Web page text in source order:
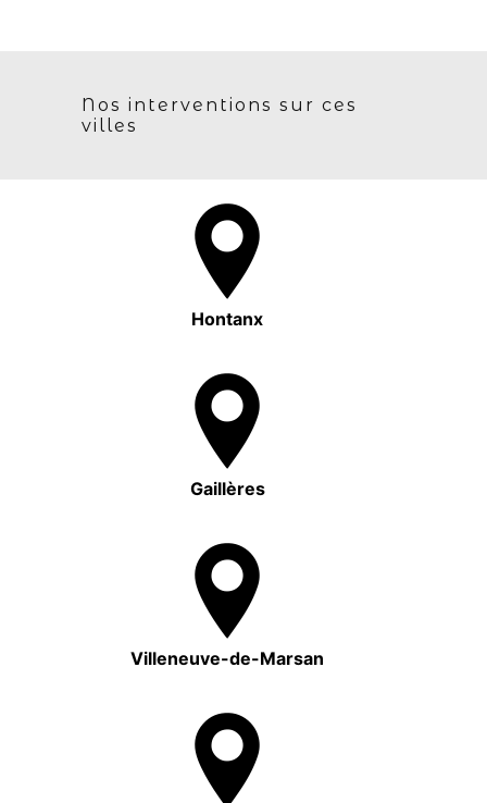
Nos interventions sur ces
villes
Hontanx
Gaillères
Villeneuve-de-Marsan